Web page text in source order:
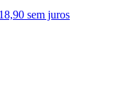
sem juros